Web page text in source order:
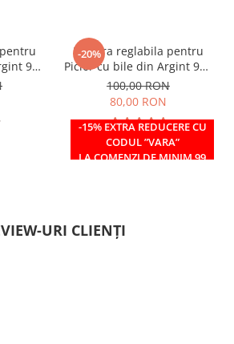
925
rosii
-20%
-15% EXTRA REDUCERE CU
CODUL ”VARA”
LA COMENZI DE MINIM 99
Bratara reglabila pentru
Picior cu bile din Argint 925
si margele Miyuki verzi
100,00 RON
80,00 RON
IN STOC
URI CLIENȚI